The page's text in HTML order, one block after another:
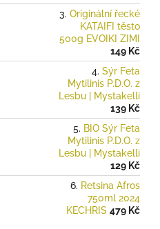
Originální řecké
KATAIFI těsto
500g EVOIKI ZIMI
149 Kč
Sýr Feta
Mytilinis P.D.O. z
Lesbu | Mystakelli
139 Kč
BIO Sýr Feta
Mytilinis P.D.O. z
Lesbu | Mystakelli
129 Kč
Retsina Afros
750ml 2024
KECHRIS 479 Kč